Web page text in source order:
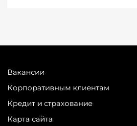
Вакансии
Корпоративным клиентам
Кредит и страхование
Карта сайта